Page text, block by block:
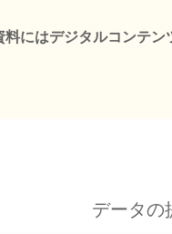
料にはデジタルコンテン
データの